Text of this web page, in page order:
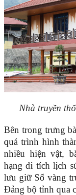
Nhà truyền
Bên trong trưng
quá trình hình
nhiều hiện vật,
hạng di tích lịch
lưu giữ Sổ vàng
Đảng bộ tỉnh qua